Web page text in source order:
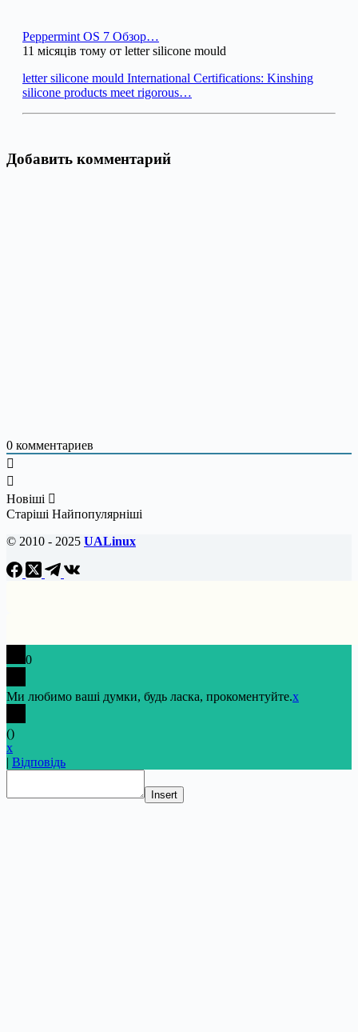
Peppermint OS 7 Обзор…
11 місяців тому от letter silicone mould
letter silicone mould International Certifications: Kinshing
silicone products meet rigorous…
Добавить комментарий
0 комментариев
Новіші
Старіші Найпопулярніші
© 2010 - 2025 UALinux
0
Ми любимо ваші думки, будь ласка, прокоментуйте.x
()
x
| Відповідь
Insert